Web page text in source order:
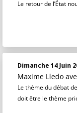
Le retour de l’État
Dimanche 14 Juin
Maxime Lledo
Le thème du débat
doit être le thème